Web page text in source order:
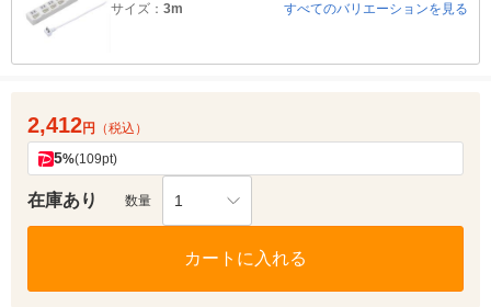
サイズ： 3m すべてのバリエーションを見る
2,412円 （税込）
5%(109pt)
在庫あり 数量 1
カートに入れる